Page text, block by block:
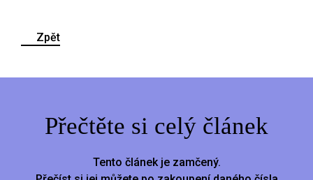
Zpět
Přečtěte si celý článek
Tento článek je zamčený.